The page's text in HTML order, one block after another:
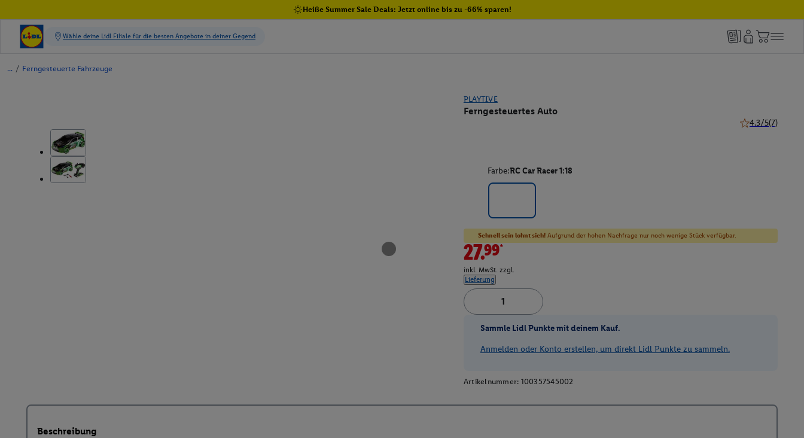
Heiße Summer Sale Deals: Jetzt online bis zu -66% sparen!
/ Ferngesteuerte Fahrzeuge
PLAYTIVE
Ferngesteuertes Auto
4.3/5(7)
Farbe:RC Car Racer 1:18
Schnell sein lohnt sich!Aufgrund der hohen Nachfrage nur noch wenige Stück verfügbar.
27.99*
inkl. MwSt. zzgl.
Lieferung
Sammle Lidl Punkte mit deinem Kauf.
Anmelden oder Konto erstellen, um direkt Lidl Punkte zu sammeln.
Artikelnummer: 100357545002
Beschreibung